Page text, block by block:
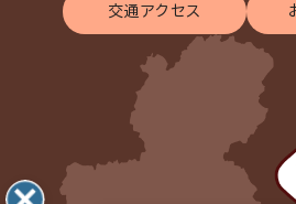
交通アクセス